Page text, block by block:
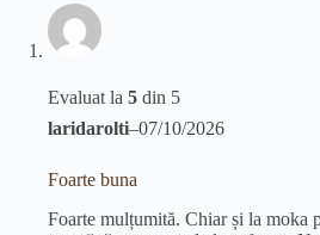
Evaluat la 5 din 5
laridarolti–07/10/2026
Foarte buna
Foarte mulțumită. Chiar și la moka